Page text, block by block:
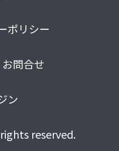
ポリシー
問合せ
ン
reserved.